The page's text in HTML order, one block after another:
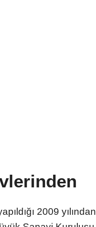
2009 yılından